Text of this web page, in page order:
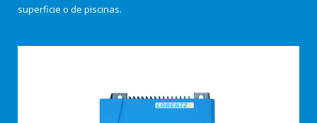
superficie o de piscinas.